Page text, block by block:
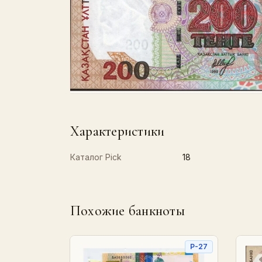
Характеристики
Каталог Pick 18
Похожие банкноты
P-27